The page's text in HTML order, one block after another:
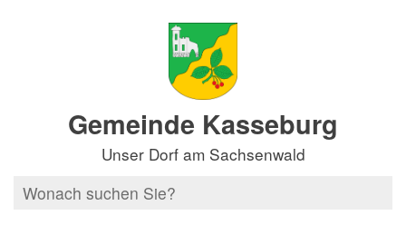
Gemeinde Kasseburg
Unser Dorf am Sachsenwald